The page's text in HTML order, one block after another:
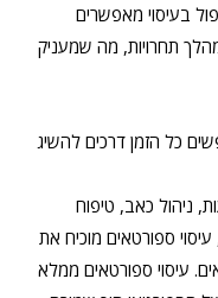
בעיסוי מאפשרים
תחרויות, מה שמעניק
כל הזמן דרכים להשיג
ניהול כאב, טיפוח
ספורטאים מוכיח את
עיסוי ספורטאים ממלא